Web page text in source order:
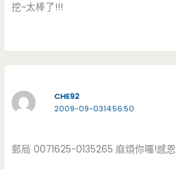
挖~太棒了!!!
CHE92
2009-09-0314:56:50
郵局 0071625-0135265 麻煩你囉!感恩